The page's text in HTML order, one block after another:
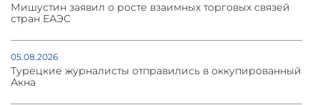
Мишустин заявил о росте взаимных торговых связей
стран ЕАЭС
05.08.2026
Турецкие журналисты отправились в оккупированный
Акна